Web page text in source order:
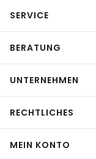
SERVICE
BERATUNG
UNTERNEHMEN
RECHTLICHES
MEIN KONTO